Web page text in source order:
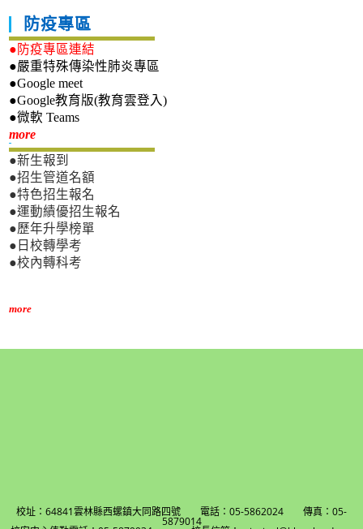
防疫專區
●防疫專區連結
●嚴重特殊傳染性肺炎專區
●Google meet
●Google教育版(教育雲登入)
●微軟 Teams
more新生專區
●新生報到
●招生管道名額
●特色招生報名
●運動績優招生報名
●歷年升學榜單
●日校轉學考
●校內轉科考
more
校址：64841雲林縣西螺鎮大同路四號 電話：05-5862024 傳真：05-
5879014